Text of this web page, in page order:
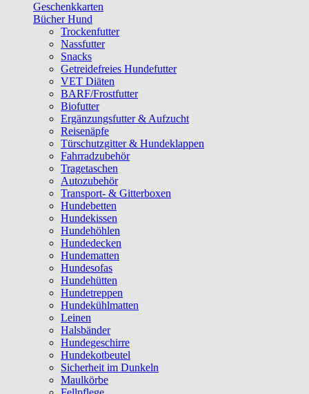
Geschenkkarten
Bücher Hund
Trockenfutter
Nassfutter
Snacks
Getreidefreies Hundefutter
VET Diäten
BARF/Frostfutter
Biofutter
Ergänzungsfutter & Aufzucht
Reisenäpfe
Türschutzgitter & Hundeklappen
Fahrradzubehör
Tragetaschen
Autozubehör
Transport- & Gitterboxen
Hundebetten
Hundekissen
Hundehöhlen
Hundedecken
Hundematten
Hundesofas
Hundehütten
Hundetreppen
Hundekühlmatten
Leinen
Halsbänder
Hundegeschirre
Hundekotbeutel
Sicherheit im Dunkeln
Maulkörbe